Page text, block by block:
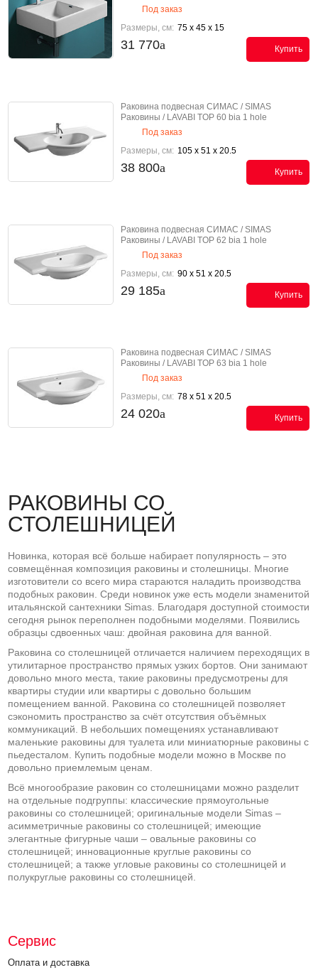
Под заказ
Размеры, см: 75 x 45 x 15
31 770 Купить
Раковина подвесная СИМАС / SIMAS
Раковины / LAVABI TOP 60 bia 1 hole
Под заказ
Размеры, см: 105 x 51 x 20.5
38 800 Купить
Раковина подвесная СИМАС / SIMAS
Раковины / LAVABI TOP 62 bia 1 hole
Под заказ
Размеры, см: 90 x 51 x 20.5
29 185 Купить
Раковина подвесная СИМАС / SIMAS
Раковины / LAVABI TOP 63 bia 1 hole
Под заказ
Размеры, см: 78 x 51 x 20.5
24 020 Купить
РАКОВИНЫ СО
СТОЛЕШНИЦЕЙ
Новинка, которая всё больше набирает популярность – это
совмещённая композиция раковины и столешницы. Многие
изготовители со всего мира стараются наладить производства
подобных раковин. Среди новинок уже есть модели знаменитой
итальянской сантехники Simas. Благодаря доступной стоимости
сегодня рынок переполнен подобными моделями. Появились
образцы сдвоенных чаш: двойная раковина для ванной.
Раковина со столешницей отличается наличием переходящих в
утилитарное пространство прямых узких бортов. Они занимают
довольно много места, такие раковины предусмотрены для
квартиры студии или квартиры с довольно большим
помещением ванной. Раковина со столешницей позволяет
сэкономить пространство за счёт отсутствия объёмных
коммуникаций. В небольших помещениях устанавливают
маленькие раковины для туалета или миниатюрные раковины с
пьедесталом. Купить подобные модели можно в Москве по
довольно приемлемым ценам.
Всё многообразие раковин со столешницами можно разделит
на отдельные подгруппы: классические прямоугольные
раковины со столешницей; оригинальные модели Simas –
асимметричные раковины со столешницей; имеющие
элегантные фигурные чаши – овальные раковины со
столешницей; инновационные круглые раковины со
столешницей; а также угловые раковины со столешницей и
полукруглые раковины со столешницей.
Сервис
Оплата и доставка